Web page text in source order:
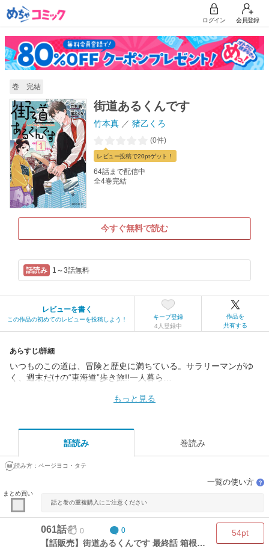
ログイン 会員登録
巻 完結
街道あるくんです
竹本真 猪乙くろ
(0件)
レビュー投稿で20ptゲット！
64話まで配信中
全4巻完結
今すぐ無料で読む
1～3話無料
レビューを書く
この作品の初めてのレビューを投稿しよう！
キープ登録
4人登録中
作品を
共有する
あらすじ/詳細
いつものこの道は、冒険と歴史に満ちている。サラリーマンがゆ
く、週末だけの“東海道”歩き旅!!一人暮ら…
もっと見る
話読み 巻読み
読み方： ページヨコ・タテ
まとめ買い
一覧の使い方 ？
話と巻の重複購入にご注意ください
061話 0 0
【話販売】街道あるくんです 最終話 箱根越え(3)
54pt